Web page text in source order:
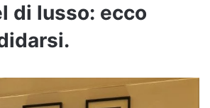
di lusso: ecco